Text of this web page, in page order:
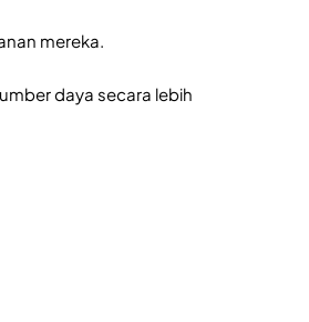
mereka.
daya secara lebih